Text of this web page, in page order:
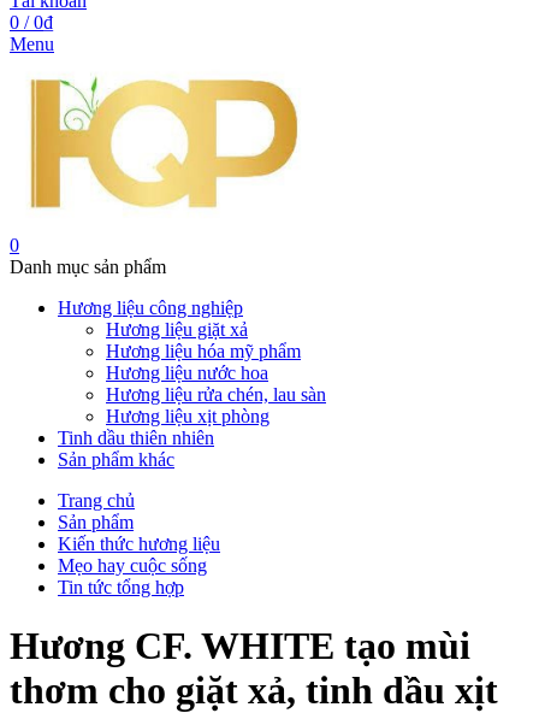
0 / 0₫
Menu
0
Danh mục sản phẩm
Hương liệu công nghiệp
Hương liệu giặt xả
Hương liệu hóa mỹ phẩm
Hương liệu nước hoa
Hương liệu rửa chén, lau sàn
Hương liệu xịt phòng
Tinh dầu thiên nhiên
Sản phẩm khác
Trang chủ
Sản phẩm
Kiến thức hương liệu
Mẹo hay cuộc sống
Tin tức tổng hợp
Hương CF. WHITE tạo mùi
thơm cho giặt xả, tinh dầu xịt